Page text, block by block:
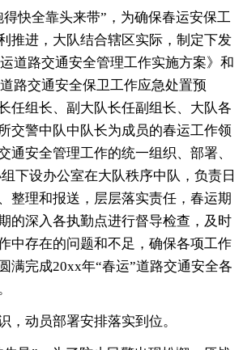
得快全靠头来带”，为确保春运安保工
推进，大队结合辖区实际，制定下发
道路交通安全管理工作实施方案》和
路交通安全保卫工作应急处置预
任组长、副大队长任副组长、大队各
交警中队中队长为成员的春运工作领
通安全管理工作的统一组织、部署、
下设办公室在大队秩序中队，负责日
整理和报送，层层落实责任，春运期
的深入各执勤点进行督导检查，及时
中存在的问题和不足，确保各项工作
满完成20xx年“春运”道路交通安全各
，动员部署安排落实到位。